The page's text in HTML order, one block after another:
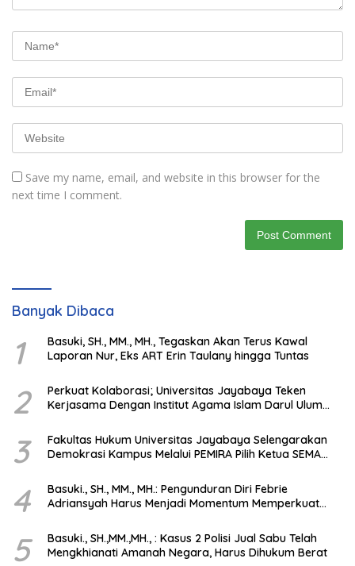
Save my name, email, and website in this browser for the
next time I comment.
Banyak Dibaca
1
Basuki, SH., MM., MH., Tegaskan Akan Terus Kawal
Laporan Nur, Eks ART Erin Taulany hingga Tuntas
2
Perkuat Kolaborasi; Universitas Jayabaya Teken
Kerjasama Dengan Institut Agama Islam Darul Ulum
3
Fakultas Hukum Universitas Jayabaya Selengarakan
Demokrasi Kampus Melalui PEMIRA Pilih Ketua SEMA
4
Basuki., SH., MM., MH.: Pengunduran Diri Febrie
Adriansyah Harus Menjadi Momentum Memperkuat
5
Basuki., SH.,MM.,MH., : Kasus 2 Polisi Jual Sabu Telah
Mengkhianati Amanah Negara, Harus Dihukum Berat